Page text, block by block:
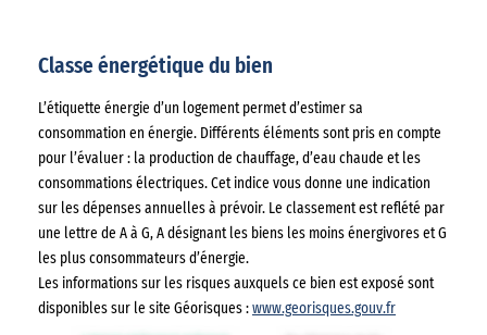
Classe énergétique du bien
L’étiquette énergie d’un logement permet d’estimer sa
consommation en énergie. Différents éléments sont pris en compte
pour l’évaluer : la production de chauffage, d’eau chaude et les
consommations électriques. Cet indice vous donne une indication
sur les dépenses annuelles à prévoir. Le classement est reflété par
une lettre de A à G, A désignant les biens les moins énergivores et G
les plus consommateurs d’énergie.
Les informations sur les risques auxquels ce bien est exposé sont
disponibles sur le site Géorisques : www.georisques.gouv.fr